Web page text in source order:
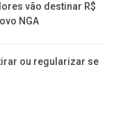
vão destinar R$
NGA
ou regularizar se